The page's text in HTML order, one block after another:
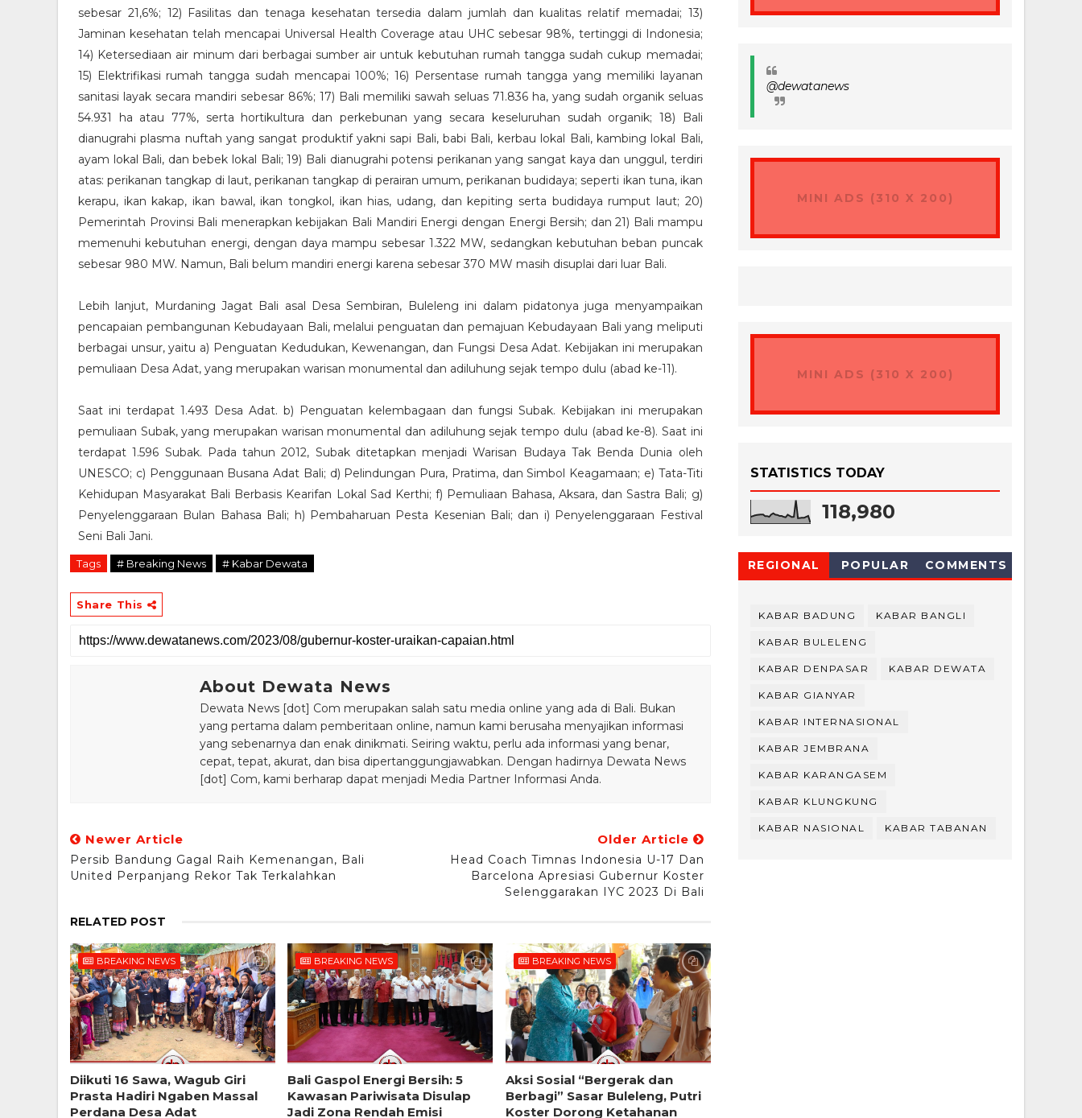
sebesar 21,6%; 12) Fasilitas dan tenaga kesehatan tersedia dalam jumlah dan kualitas relatif memadai; 13)
Jaminan kesehatan telah mencapai Universal Health Coverage atau UHC sebesar 98%, tertinggi di Indonesia;
14) Ketersediaan air minum dari berbagai sumber air untuk kebutuhan rumah tangga sudah cukup memadai;
15) Elektrifikasi rumah tangga sudah mencapai 100%; 16) Persentase rumah tangga yang memiliki layanan
sanitasi layak secara mandiri sebesar 86%; 17) Bali memiliki sawah seluas 71.836 ha, yang sudah organik seluas
54.931 ha atau 77%, serta hortikultura dan perkebunan yang secara keseluruhan sudah organik; 18) Bali
dianugrahi plasma nuftah yang sangat produktif yakni sapi Bali, babi Bali, kerbau lokal Bali, kambing lokal Bali,
ayam lokal Bali, dan bebek lokal Bali; 19) Bali dianugrahi potensi perikanan yang sangat kaya dan unggul, terdiri
atas: perikanan tangkap di laut, perikanan tangkap di perairan umum, perikanan budidaya; seperti ikan tuna, ikan
kerapu, ikan kakap, ikan bawal, ikan tongkol, ikan hias, udang, dan kepiting serta budidaya rumput laut; 20)
Pemerintah Provinsi Bali menerapkan kebijakan Bali Mandiri Energi dengan Energi Bersih; dan 21) Bali mampu
memenuhi kebutuhan energi, dengan daya mampu sebesar 1.322 MW, sedangkan kebutuhan beban puncak
sebesar 980 MW. Namun, Bali belum mandiri energi karena sebesar 370 MW masih disuplai dari luar Bali.
Lebih lanjut, Murdaning Jagat Bali asal Desa Sembiran, Buleleng ini dalam pidatonya juga menyampaikan
pencapaian pembangunan Kebudayaan Bali, melalui penguatan dan pemajuan Kebudayaan Bali yang meliputi
berbagai unsur, yaitu a) Penguatan Kedudukan, Kewenangan, dan Fungsi Desa Adat. Kebijakan ini merupakan
pemuliaan Desa Adat, yang merupakan warisan monumental dan adiluhung sejak tempo dulu (abad ke-11).
Saat ini terdapat 1.493 Desa Adat. b) Penguatan kelembagaan dan fungsi Subak. Kebijakan ini merupakan
pemuliaan Subak, yang merupakan warisan monumental dan adiluhung sejak tempo dulu (abad ke-8). Saat ini
terdapat 1.596 Subak. Pada tahun 2012, Subak ditetapkan menjadi Warisan Budaya Tak Benda Dunia oleh
UNESCO; c) Penggunaan Busana Adat Bali; d) Pelindungan Pura, Pratima, dan Simbol Keagamaan; e) Tata-Titi
Kehidupan Masyarakat Bali Berbasis Kearifan Lokal Sad Kerthi; f) Pemuliaan Bahasa, Aksara, dan Sastra Bali; g)
Penyelenggaraan Bulan Bahasa Bali; h) Pembaharuan Pesta Kesenian Bali; dan i) Penyelenggaraan Festival
Seni Bali Jani.
Tags # Breaking News # Kabar Dewata
Share This
About Dewata News
Dewata News [dot] Com merupakan salah satu media online yang ada di Bali. Bukan
yang pertama dalam pemberitaan online, namun kami berusaha menyajikan informasi
yang sebenarnya dan enak dinikmati. Seiring waktu, perlu ada informasi yang benar,
cepat, tepat, akurat, dan bisa dipertanggungjawabkan. Dengan hadirnya Dewata News
[dot] Com, kami berharap dapat menjadi Media Partner Informasi Anda.
Newer Article
Persib Bandung Gagal Raih Kemenangan, Bali
United Perpanjang Rekor Tak Terkalahkan
Older Article
Head Coach Timnas Indonesia U-17 Dan
Barcelona Apresiasi Gubernur Koster
Selenggarakan IYC 2023 Di Bali
RELATED POST
BREAKING NEWS
Diikuti 16 Sawa, Wagub Giri
Prasta Hadiri Ngaben Massal
Perdana Desa Adat
BREAKING NEWS
Bali Gaspol Energi Bersih: 5
Kawasan Pariwisata Disulap
Jadi Zona Rendah Emisi
BREAKING NEWS
Aksi Sosial “Bergerak dan
Berbagi” Sasar Buleleng, Putri
Koster Dorong Ketahanan
@dewatanews
MINI ADS (310 X 200)
MINI ADS (310 X 200)
STATISTICS TODAY
118,980
REGIONAL POPULAR COMMENTS
KABAR BADUNG KABAR BANGLI
KABAR BULELENG
KABAR DENPASAR KABAR DEWATA
KABAR GIANYAR
KABAR INTERNASIONAL
KABAR JEMBRANA
KABAR KARANGASEM
KABAR KLUNGKUNG
KABAR NASIONAL KABAR TABANAN